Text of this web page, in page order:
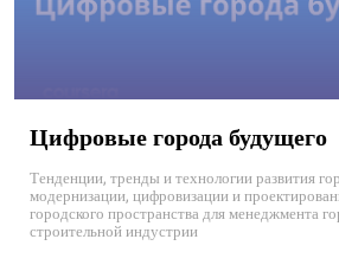
Цифровые города будущего
Тенденции, тренды и технологии развития
модернизации, цифровизации и
городского пространства для менеджмента
строительной индустрии